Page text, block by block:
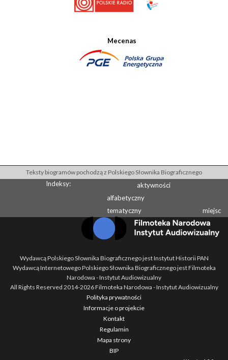
Mecenas
Teksty biogramów pochodzą z Polskiego Słownika Biograficznego
Indeksy:
aktywności
alfabetyczny
tematyczny
miejsc
Wydawcą Polskiego Słownika Biograficznego jest Instytut Historii PAN
Wydawcą Internetowego Polskiego Słownika Biograficznego jest Filmoteka
Narodowa - Instytut Audiowizualny
All Rights Reserved 2014-2026Filmoteka Narodowa - Instytut Audiowizualny
Polityka prywatności
Informacje o projekcie
Kontakt
Regulamin
Mapa strony
BIP